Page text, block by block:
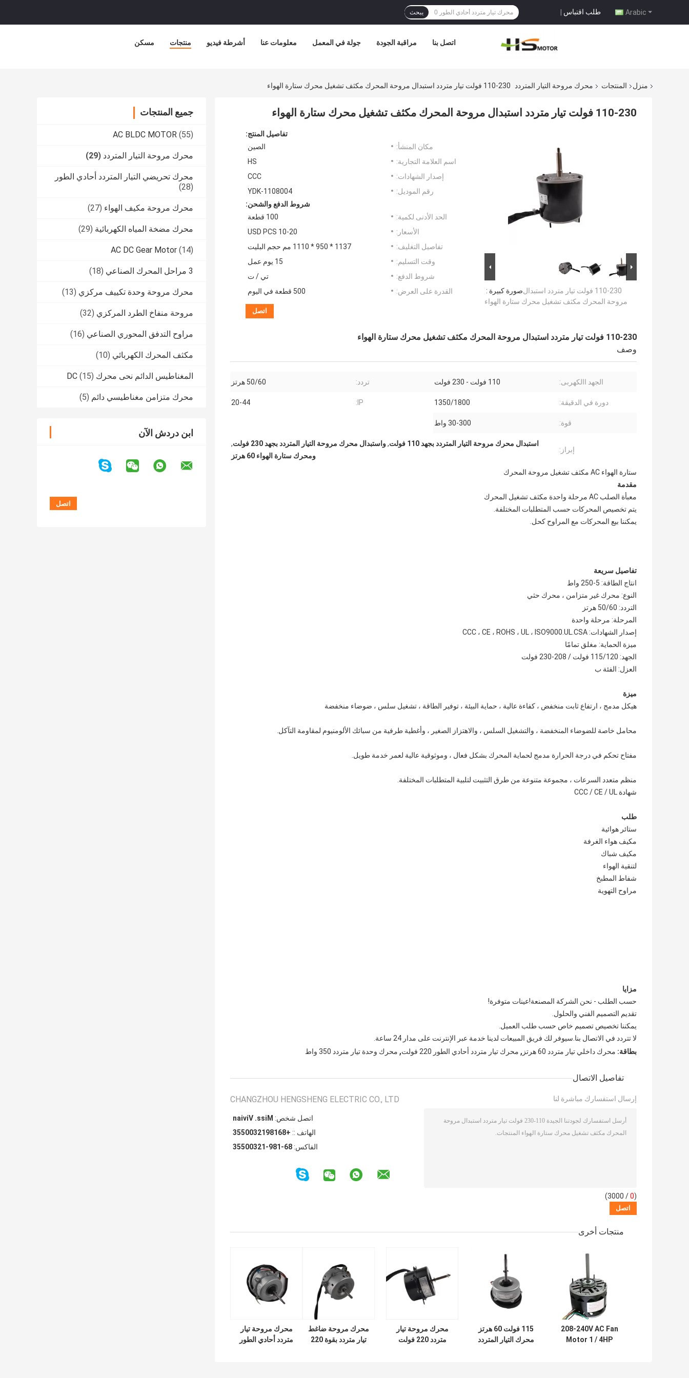
Arabic طلب اقتباس | يبحث
مسكن منتجات أشرطة فيديو معلومات عنا جولة في المعمل مراقبة الجودة اتصل بنا
منزل المنتجات محرك مروحة التيار المتردد 110-230 فولت تيار متردد استبدال مروحة المحرك مكثف تشغيل محرك ستارة الهواء
جميع المنتجات
AC BLDC MOTOR (55)
محرك مروحة التيار المتردد (29)
محرك تحريضي التيار المتردد أحادي الطور
(28)
محرك مروحة مكيف الهواء (27)
محرك مضخة المياه الكهربائية (29)
AC DC Gear Motor (14)
3 مراحل المحرك الصناعي (18)
محرك مروحة وحدة تكييف مركزي (13)
مروحة منفاخ الطرد المركزي (32)
مراوح التدفق المحوري الصناعي (16)
مكثف المحرك الكهربائي (10)
المغناطيس الدائم نحى محرك DC (15)
محرك متزامن مغناطيسي دائم (5)
ابن دردش الآن
110-230 فولت تيار متردد استبدال مروحة المحرك مكثف تشغيل محرك ستارة الهواء
صورة كبيرة :110-230 فولت تيار متردد استبدال
مروحة المحرك مكثف تشغيل محرك ستارة الهواء
تفاصيل المنتج:
مكان المنشأ:
الصين
اسم العلامة التجارية:
HS
إصدار الشهادات:
CCC
رقم الموديل:
YDK-1108004
شروط الدفع والشحن:
الحد الأدنى لكمية:
100 قطعة
الأسعار:
10-20 USD PCS
تفاصيل التغليف:
1137 * 950 * 1110 مم حجم البليت
وقت التسليم:
15 يوم عمل
شروط الدفع:
تي / ت
القدرة على العرض:
500 قطعة في اليوم
اتصل
110-230 فولت تيار متردد استبدال مروحة المحرك مكثف تشغيل محرك ستارة الهواء
وصف
الجهد االكهربى: 110 فولت - 230 فولت تردد: 50/60 هرتز
دورة في الدقيقة: 1350/1800
IP:
20-44
قوة: 30-300 واط
إبراز:
استبدال محرك مروحة التيار المتردد بجهد 110 فولت ,واستبدال محرك مروحة التيار المتردد بجهد 230 فولت
,
ومحرك ستارة الهواء 60 هرتز
ستارة الهواء AC مكثف تشغيل مروحة المحرك
مقدمة
معبأة الصلب AC مرحلة واحدة مكثف تشغيل المحرك
يتم تخصيص المحركات حسب المتطلبات المختلفة.
يمكننا بيع المحركات مع المراوح كحل.
تفاصيل سريعة
انتاج الطاقة: 5-250 واط
النوع: محرك غير متزامن ، محرك حثي
التردد: 50/60 هرتز
المرحلة: مرحلة واحدة
إصدار الشهادات: CCC ، CE ، ROHS ، UL ، ISO9000.UL.CSA
ميزة الحماية: مغلق تمامًا
الجهد: 115/120 فولت / 208-230 فولت
العزل: الفئة ب
ميزة
هيكل مدمج ، ارتفاع ثابت منخفض ، كفاءة عالية ، حماية البيئة ، توفير الطاقة ، تشغيل سلس ، ضوضاء منخفضة
محامل خاصة للضوضاء المنخفضة ، والتشغيل السلس ، والاهتزاز الصغير ، وأغطية طرفية من سبائك الألومنيوم لمقاومة التآكل.
مفتاح تحكم في درجة الحرارة مدمج لحماية المحرك بشكل فعال ، وموثوقية عالية لعمر خدمة طويل.
منظم متعدد السرعات ، مجموعة متنوعة من طرق التثبيت لتلبية المتطلبات المختلفة.
شهادة CCC / CE / UL
طلب
ستائر هوائية
مكيف هواء الغرفة
مكيف شباك
لتنقية الهواء
شفاط المطبخ
مراوح التهوية
مزايا
حسب الطلب - نحن الشركة المصنعة!عينات متوفرة!
تقديم التصميم الفني والحلول.
يمكننا تخصيص تصميم خاص حسب طلب العميل.
لا تتردد في الاتصال بنا.سيوفر لك فريق المبيعات لدينا خدمة عبر الإنترنت على مدار 24 ساعة.
بطاقة: محرك داخلي تيار متردد 60 هرتز , محرك تيار متردد أحادي الطور 220 فولت , محرك وحدة تيار متردد 350 واط
تفاصيل الاتصال
CHANGZHOU HENGSHENG ELECTRIC CO., LTD
اتصل شخص: Miss. Vivian
الهاتف :: +8618912300553
الفاكس: 86-189-12300553
إرسال استفسارك مباشرة لنا
(
0
/ 3000)
منتجات أخرى
208-240V AC Fan
Motor 1 / 4HP
115 فولت 60 هرتز
محرك التيار المتردد
محرك مروحة تيار
متردد 220 فولت
محرك مروحة ضاغط
تيار متردد بقوة 220
محرك مروحة تيار
متردد أحادي الطور